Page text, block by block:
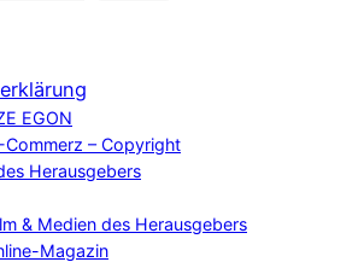
EGON
Commerz – Copyright
Herausgebers
& Medien des Herausgebers
Magazin